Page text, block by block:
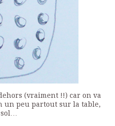
(vraiment !!) car on va
un peu partout sur la table,